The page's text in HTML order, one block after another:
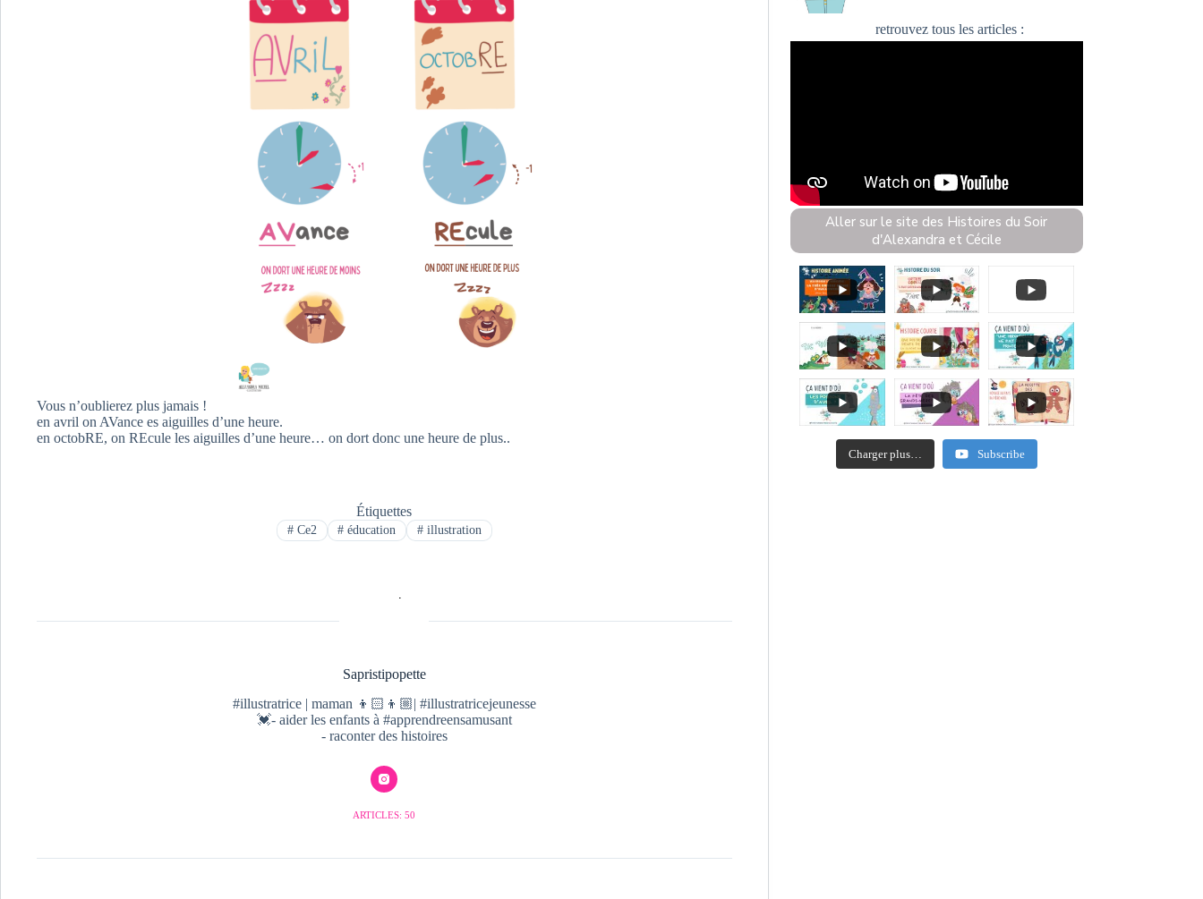
Vous n’oublierez plus jamais !
en avril on AVance es aiguilles d’une heure.
en octobRE, on REcule les aiguilles d’une heure… on dort donc une heure de plus..
Étiquettes
#Ce2 # éducation # illustration
Sapristipopette
#illustratrice | maman 👦🏻👦🏼| #illustratricejeunesse
💓- aider les enfants à #apprendreensamusant
- raconter des histoires
ARTICLES: 50
retrouveztous les articles :
Aller sur le site des Histoires du Soir
d'Alexandra et Cécile
Charger plus… Subscribe